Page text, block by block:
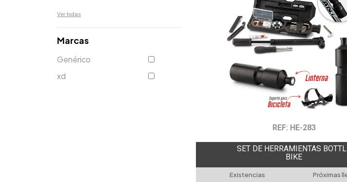
Ver todas
Marcas
Genérico
xd
REF: HE-283
SET DE HERRAMIENTAS
BIKE
Existencias Próximas